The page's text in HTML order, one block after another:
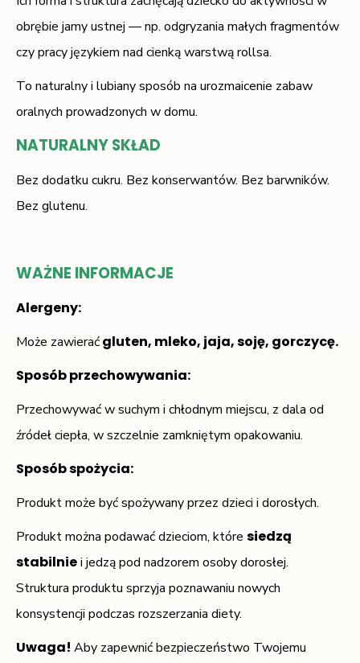
obrębie jamy ustnej — np. odgryzania małych fragmentów
czy pracy językiem nad cienką warstwą rollsa.
To naturalny i lubiany sposób na urozmaicenie zabaw
oralnych prowadzonych w domu.
NATURALNY SKŁAD
Bez dodatku cukru. Bez konserwantów. Bez barwników.
Bez glutenu.
WAŻNE INFORMACJE
Alergeny:
Może zawieraćgluten, mleko, jaja, soję, gorczycę.
Sposób przechowywania:
Przechowywać w suchym i chłodnym miejscu, z dala od
źródeł ciepła, w szczelnie zamkniętym opakowaniu.
Sposób spożycia:
Produkt może być spożywany przez dzieci i dorosłych.
Produkt można podawać dzieciom, które siedzą
stabilniei jedzą pod nadzorem osoby dorosłej.
Struktura produktu sprzyja poznawaniu nowych
konsystencji podczas rozszerzania diety.
Uwaga! Aby zapewnić bezpieczeństwo Twojemu